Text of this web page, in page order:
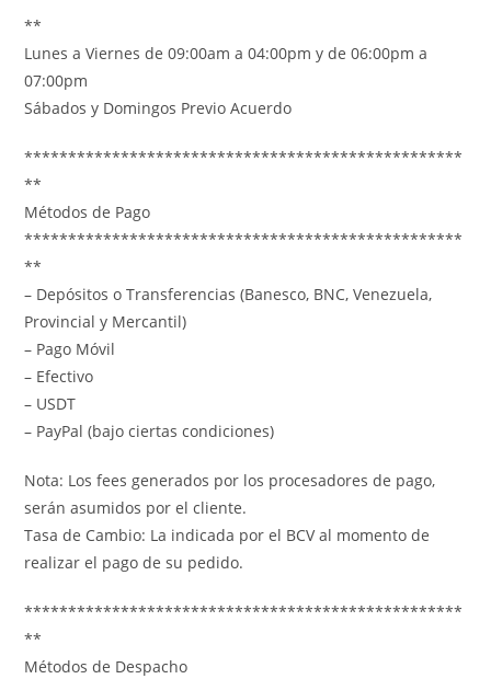
**
Lunes a Viernes de 09:00am a 04:00pm y de 06:00pm a
07:00pm
Sábados y Domingos Previo Acuerdo
**************************************************
**
Métodos de Pago
**************************************************
**
– Depósitos o Transferencias (Banesco, BNC, Venezuela,
Provincial y Mercantil)
– Pago Móvil
– Efectivo
– USDT
– PayPal (bajo ciertas condiciones)
Nota: Los fees generados por los procesadores de pago,
serán asumidos por el cliente.
Tasa de Cambio: La indicada por el BCV al momento de
realizar el pago de su pedido.
**************************************************
**
Métodos de Despacho